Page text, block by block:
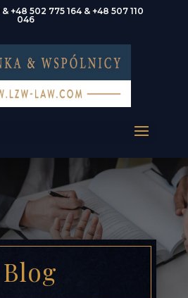
&+48 502 775 164 &+48 507 110
046
Blog